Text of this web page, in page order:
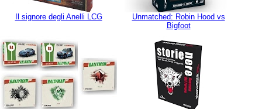
Il signore degli Anelli LCG
Unmatched: Robin Hood vs
Bigfoot